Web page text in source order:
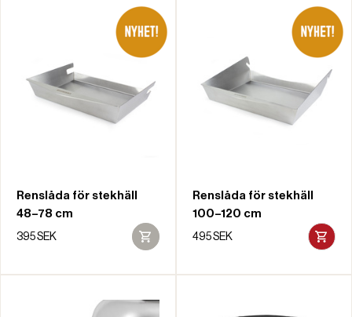
Renslåda för stekhäll
48–78 cm
395 SEK
Renslåda för stekhäll
100–120 cm
495 SEK